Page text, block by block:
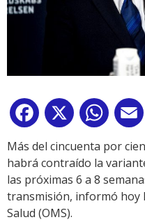
Facebook
X
Más del cincuenta por
habrá contraído la
las próximas 6 a 8
transmisión, informó hoy
Salud (OMS).